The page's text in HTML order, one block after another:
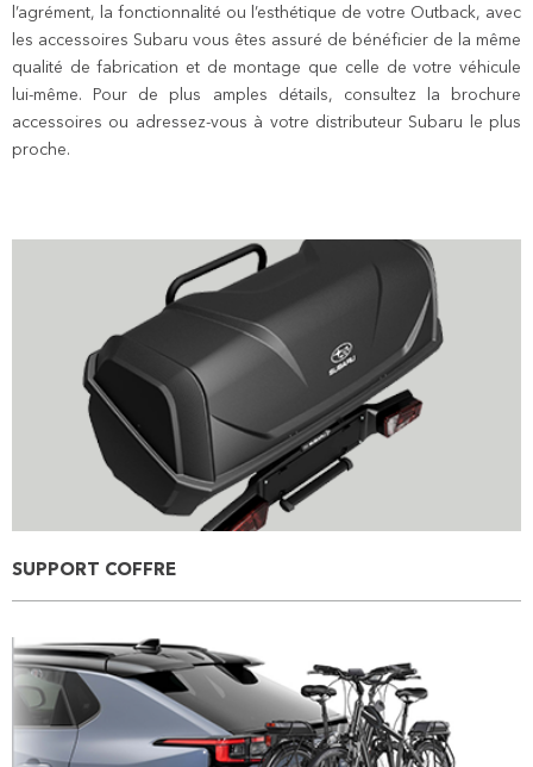
l’agrément, la fonctionnalité ou l’esthétique de votre Outback, avec
les accessoires Subaru vous êtes assuré de bénéficier de la même
qualité de fabrication et de montage que celle de votre véhicule
lui-même. Pour de plus amples détails, consultez la brochure
accessoires ou adressez-vous à votre distributeur Subaru le plus
proche.
SUPPORT COFFRE